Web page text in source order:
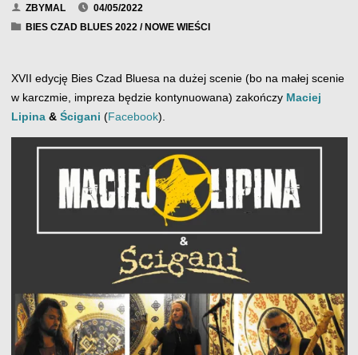
ZBYMAL
04/05/2022
BIES CZAD BLUES 2022 / NOWE WIEŚCI
XVII edycję Bies Czad Bluesa na dużej scenie (bo na małej scenie
w karczmie, impreza będzie kontynuowana) zakończy Maciej
Lipina& Ścigani (Facebook).